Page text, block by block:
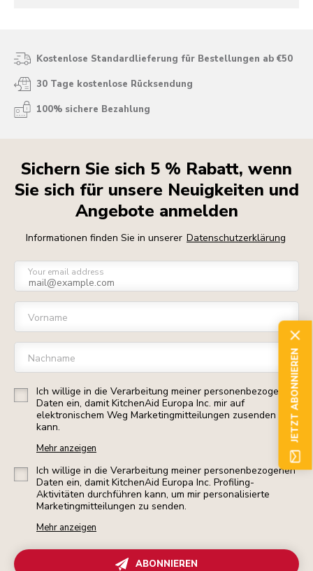
Kostenlose Standardlieferung für Bestellungen ab €50
30 Tage kostenlose Rücksendung
100% sichere Bezahlung
Sichern Sie sich 5 % Rabatt, wenn
Sie sich für unsere Neuigkeiten und
Angebote anmelden
Informationen finden Sie in unserer Datenschutzerklärung
Your email address
Vorname
Nachname
Ich willige in die Verarbeitung meiner personenbezogenen
Daten ein, damit KitchenAid Europa Inc. mir auf
elektronischem Weg Marketingmitteilungen zusenden
kann.
Mehr anzeigen
Ich willige in die Verarbeitung meiner personenbezogenen
Daten ein, damit KitchenAid Europa Inc. Profiling-
Aktivitäten durchführen kann, um mir personalisierte
Marketingmitteilungen zu senden.
Mehr anzeigen
ABONNIEREN
JETZT ABONNIEREN